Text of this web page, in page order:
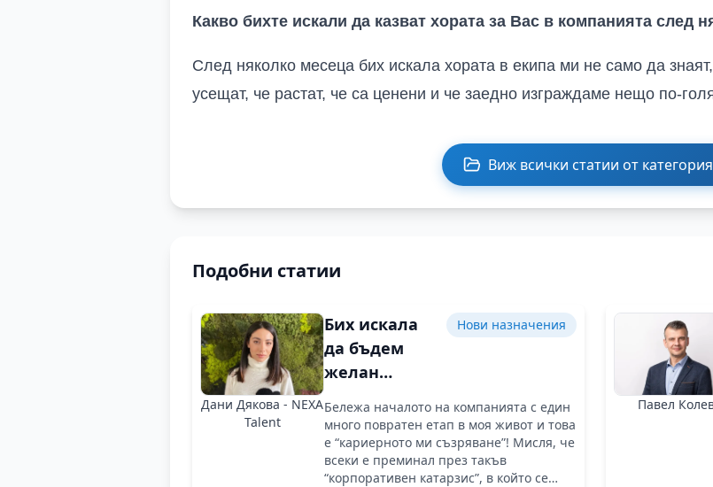
Какво бихте искали да казват хората за Вас в компанията след
След няколко месеца бих искала хората в екипа ми не само да
усещат, че растат, че са ценени и че заедно изграждаме нещо по-
Виж всички статии от
Подобни статии
Дани Дякова - NEXA
Talent
Бих искала
да бъдем
желан
компании
като SpaceX
Нови назначения
Бележа началото на компанията с един
много повратен етап в моя живот и това
е “кариерното ми съзряване”! Мисля, че
всеки е преминал през такъв
“корпоративен катарзис”, в който се
Павел